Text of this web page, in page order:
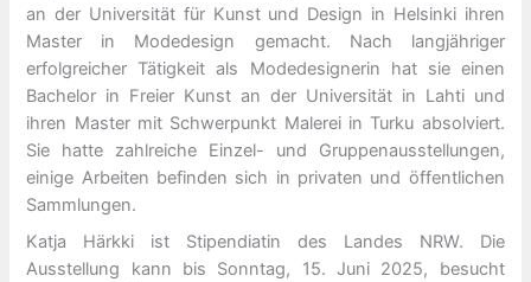
an der Universität für Kunst und Design in Helsinki ihren
Master in Modedesign gemacht. Nach langjähriger
erfolgreicher Tätigkeit als Modedesignerin hat sie einen
Bachelor in Freier Kunst an der Universität in Lahti und
ihren Master mit Schwerpunkt Malerei in Turku absolviert.
Sie hatte zahlreiche Einzel- und Gruppenausstellungen,
einige Arbeiten befinden sich in privaten und öffentlichen
Sammlungen.
Katja Härkki ist Stipendiatin des Landes NRW. Die
Ausstellung kann bis Sonntag, 15. Juni 2025, besucht